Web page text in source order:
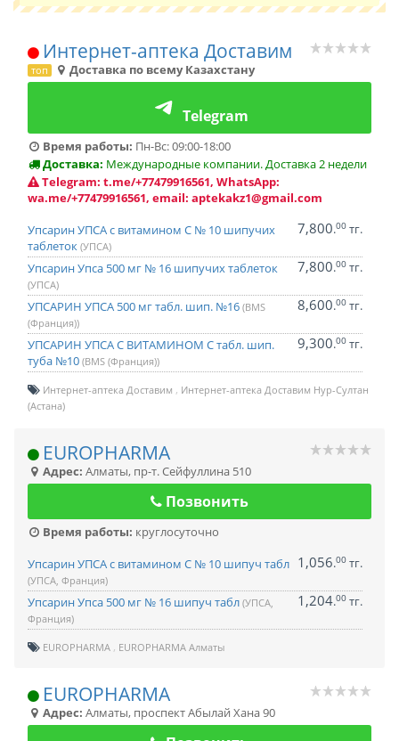
Интернет-аптека Доставим
топ Доставка по всему Казахстану
Telegram
Время работы: Пн-Вс: 09:00-18:00
Доставка: Международные компании. Доставка 2 недели
Telegram: t.me/+77479916561, WhatsApp:
wa.me/+77479916561, email: aptekakz1@gmail.com
Упсарин УПСА с витамином С № 10 шипучих
таблеток (УПСА)
7,800.00 тг.
Упсарин Упса 500 мг № 16 шипучих таблеток
(УПСА)
7,800.00 тг.
УПСАРИН УПСА 500 мг табл. шип. №16 (BMS
(Франция))
8,600.00 тг.
УПСАРИН УПСА С ВИТАМИНОМ C табл. шип.
туба №10 (BMS (Франция))
9,300.00 тг.
Интернет-аптека Доставим
Интернет-аптека Доставим Нур-Султан
(Астана)
EUROPHARMA
Адрес: Алматы, пр-т. Сейфуллина 510
Позвонить
Время работы: круглосуточно
Упсарин УПСА с витамином С № 10 шипуч табл
(УПСА, Франция)
1,056.00 тг.
Упсарин Упса 500 мг № 16 шипуч табл (УПСА,
Франция)
1,204.00 тг.
EUROPHARMA EUROPHARMA Алматы
EUROPHARMA
Адрес: Алматы, проспект Абылай Хана 90